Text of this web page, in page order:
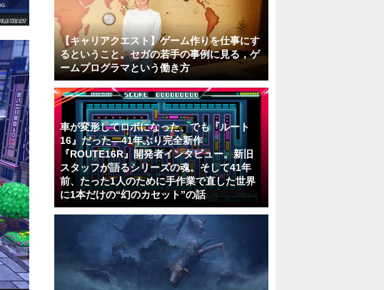
【キャリアクエスト】ゲーム作りを仕事にす
るということ。セガの若手の事例に見る，ゲ
ームプログラマという働き方
車が変形してロボになった、でも『ルート
16』だった―41年ぶり完全新作
『ROUTE16R』開発者インタビュー。新旧
スタッフが語るシリーズの魂。そして41年
前、たった1人のために手作業で直した世界
に1本だけの“幻のカセット”の話